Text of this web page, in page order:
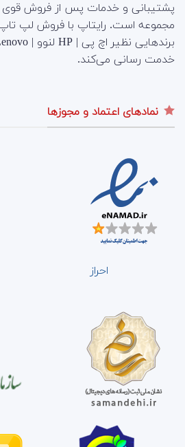
پشتیبانی و خدمات پس از فروش قوی
مجموعه است. رایتاپ با فروش لپ
خدمت رسانی می‌کند.
نمادهای اعتماد و مجوزها
احراز